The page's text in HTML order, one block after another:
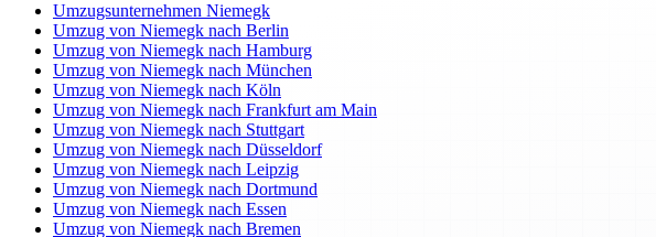
Umzugsunternehmen Niemegk
Umzug von Niemegk nach Berlin
Umzug von Niemegk nach Hamburg
Umzug von Niemegk nach München
Umzug von Niemegk nach Köln
Umzug von Niemegk nach Frankfurt am Main
Umzug von Niemegk nach Stuttgart
Umzug von Niemegk nach Düsseldorf
Umzug von Niemegk nach Leipzig
Umzug von Niemegk nach Dortmund
Umzug von Niemegk nach Essen
Umzug von Niemegk nach Bremen